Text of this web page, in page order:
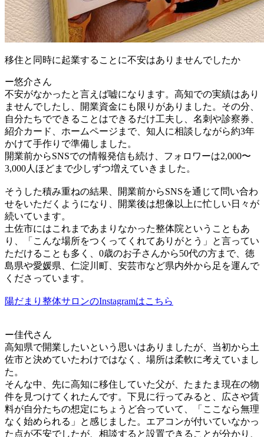
移住と同時に起業することに不安はありませんでしたか
ー悠介さん
不安がなかったと言えば嘘になります。高知での実績はあり
ませんでしたし、開業資金にも限りがありました。その分、
自分たちでできることはできるだけ工夫し、名刺や診察券、
紹介カード、ホームページまで、知人に相談しながら約3年
かけて手作りで準備しました。
開業前からSNSでの情報発信も続け、フォロワーは2,000〜
3,000人ほどまで少しずつ増えていきました。
そうした積み重ねの結果、開業前からSNSを通じて問い合わ
せをいただくようになり、開業後は想像以上に忙しい日々が
続いています。
土佐市にはこれまであまりなかった整体院ということもあ
り、「こんな場所をつくってくれてありがとう」と言ってい
ただけることも多く、0歳のお子さんから50代の方まで、徳
島県や愛媛県、仁淀川町、安芸市など県内外から足を運んで
くださっています。
陽だまり整体サロンのInstagramはこちら
ー佳代さん
高知県で開業したいという思いはありましたが、当初から土
佐市と決めていたわけではなく、場所は柔軟に考えていまし
た。
そんな中、先に高知に移住していた父が、たまたま現在の物
件を見つけてくれたんです。下見に行ってみると、広さや賃
料が自分たちの想定にちょうど合っていて、「ここなら無理
なく始められる」と感じました。エアコンが付いていなかっ
た点が不安でしたが、相談すると設置できることが分かり、